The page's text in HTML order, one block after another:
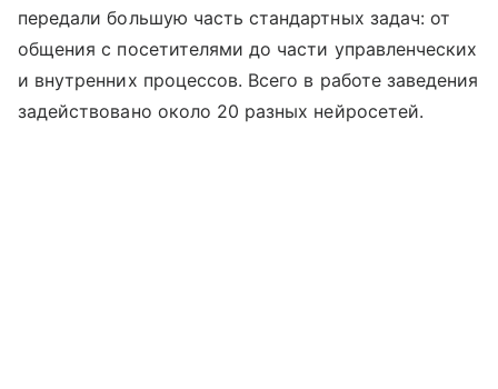
передали большую часть стандартных задач: от
общения с посетителями до части управленческих
и внутренних процессов. Всего в работе заведения
задействовано около 20 разных нейросетей.